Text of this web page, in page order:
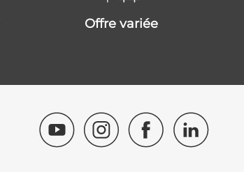
offre variée